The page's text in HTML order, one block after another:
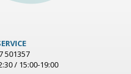
501357
/ 15:00-19:00